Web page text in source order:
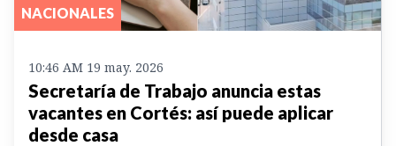
NACIONALES
10:46 AM 19 may. 2026
Secretaría de Trabajo anuncia estas
vacantes en Cortés: así puede aplicar
desde casa